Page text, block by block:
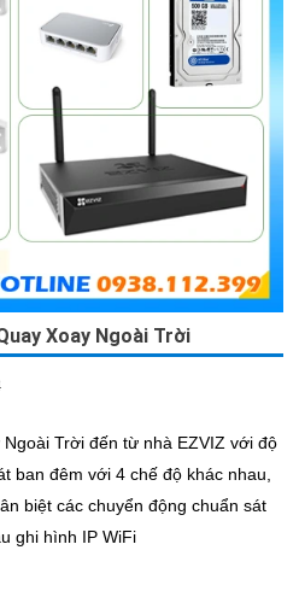
Xoay Ngoài Trời
Trời đến từ nhà EZVIZ với độ
ban đêm với 4 chế độ khác nhau,
biệt các chuyển động chuẩn sát
ghi hình IP WiFi